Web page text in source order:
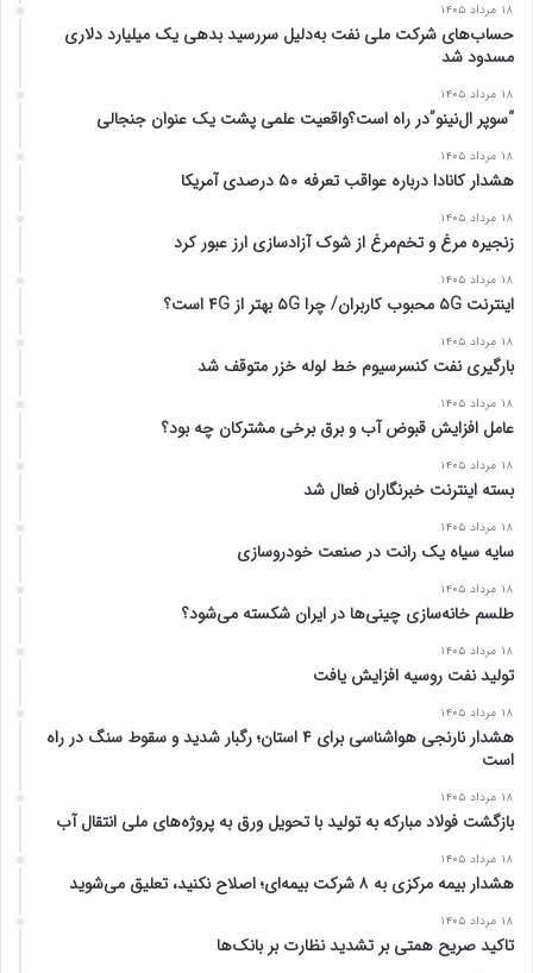
ی
ی
۱۸ مرداد ۱۴۰۵
حساب‌های شرکت ملی نفت به‌دلیل سررسید بدهی یک میلیارد دلاری
مسدود شد
۱۸ مرداد ۱۴۰۵
“سوپر ال‌نینو”در راه است؟واقعیت علمی پشت یک عنوان جنجالی
۱۸ مرداد ۱۴۰۵
هشدار کانادا درباره عواقب تعرفه ۵۰ درصدی آمریکا
۱۸ مرداد ۱۴۰۵
زنجیره مرغ و تخم‌مرغ از شوک آزادسازی ارز عبور کرد
۱۸ مرداد ۱۴۰۵
اینترنت ۵G محبوب کاربران/ چرا ۵G بهتر از ۴G است؟
۱۸ مرداد ۱۴۰۵
بارگیری نفت کنسرسیوم خط لوله خزر متوقف شد
۱۸ مرداد ۱۴۰۵
عامل افزایش قبوض آب و برق برخی مشترکان چه بود؟
۱۸ مرداد ۱۴۰۵
بسته اینترنت خبرنگاران فعال شد
۱۸ مرداد ۱۴۰۵
سایه سیاه یک رانت در صنعت خودروسازی
۱۸ مرداد ۱۴۰۵
طلسم خانه‌سازی چینی‌ها در ایران شکسته می‌شود؟
۱۸ مرداد ۱۴۰۵
تولید نفت روسیه افزایش یافت
۱۸ مرداد ۱۴۰۵
هشدار نارنجی هواشناسی برای ۴ استان؛ رگبار شدید و سقوط سنگ در راه
است
۱۸ مرداد ۱۴۰۵
بازگشت فولاد مبارکه به تولید با تحویل ورق به پروژه‌های ملی انتقال آب
۱۸ مرداد ۱۴۰۵
هشدار بیمه مرکزی به ۸ شرکت بیمه‌ای؛ اصلاح نکنید، تعلیق می‌شوید
۱۸ مرداد ۱۴۰۵
تاکید صریح همتی بر تشدید نظارت بر بانک‌ها